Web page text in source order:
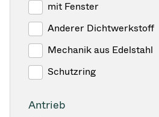
mit Fenster
Anderer Dichtwerkstoff
Mechanik aus Edelstahl
Schutzring
Antrieb